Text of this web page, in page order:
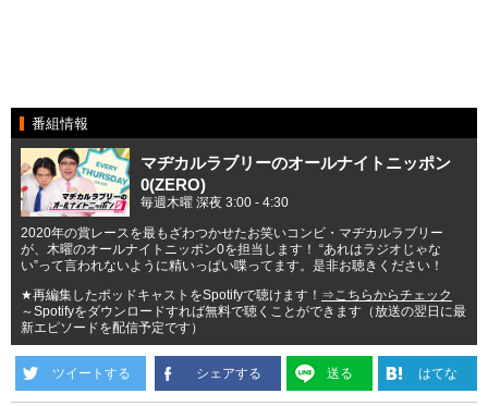
番組情報
マヂカルラブリーのオールナイトニッポン
0(ZERO)
毎週木曜 深夜 3:00 - 4:30
2020年の賞レースを最もざわつかせたお笑いコンビ・マヂカルラブリー
が、木曜のオールナイトニッポン0を担当します！ “あれはラジオじゃな
い”って言われないように精いっぱい喋ってます。是非お聴きください！
★再編集したポッドキャストをSpotifyで聴けます！ ⇒こちらからチェック
～Spotifyをダウンロードすれば無料で聴くことができます（放送の翌日に最
新エピソードを配信予定です）
ツイートする シェアする 送る はてな